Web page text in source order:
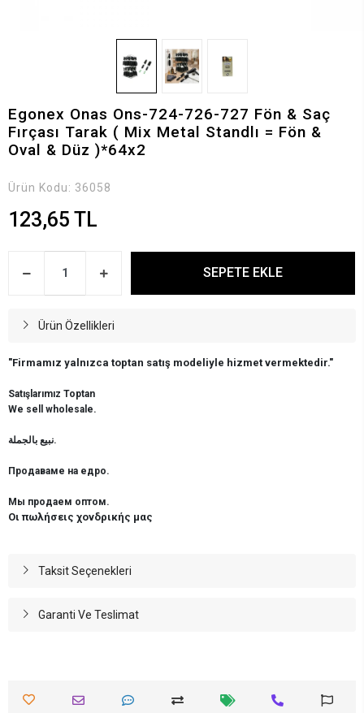
Egonex Onas Ons-724-726-727 Fön & Saç
Fırçası Tarak ( Mix Metal Standlı = Fön &
Oval & Düz )*64x2
Ürün Kodu: 36058
123,65 TL
SEPETE EKLE
Ürün Özellikleri
"Firmamız yalnızca toptan satış modeliyle hizmet vermektedir."
Satışlarımız Toptan
We sell wholesale.
نبيع بالجملة.
Продаваме на едро.
Мы продаем оптом.
Οι πωλήσεις χονδρικής μας
Taksit Seçenekleri
Garanti Ve Teslimat